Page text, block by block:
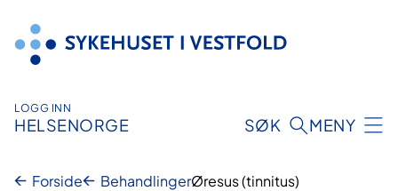
innhold
LOGG INN
HELSENORGE SØK MENY
Forside BehandlingerØresus (tinnitus)